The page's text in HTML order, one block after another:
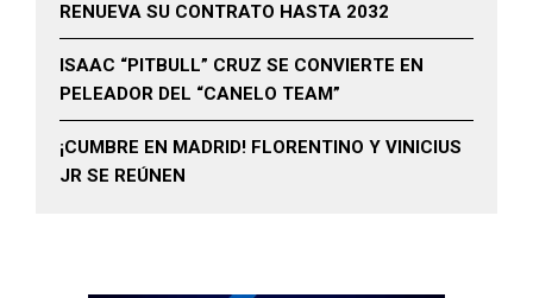
RENUEVA SU CONTRATO HASTA 2032
ISAAC “PITBULL” CRUZ SE CONVIERTE EN
PELEADOR DEL “CANELO TEAM”
¡CUMBRE EN MADRID! FLORENTINO Y VINICIUS
JR SE REÚNEN